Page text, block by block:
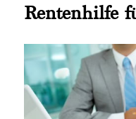
Rentenhilfe